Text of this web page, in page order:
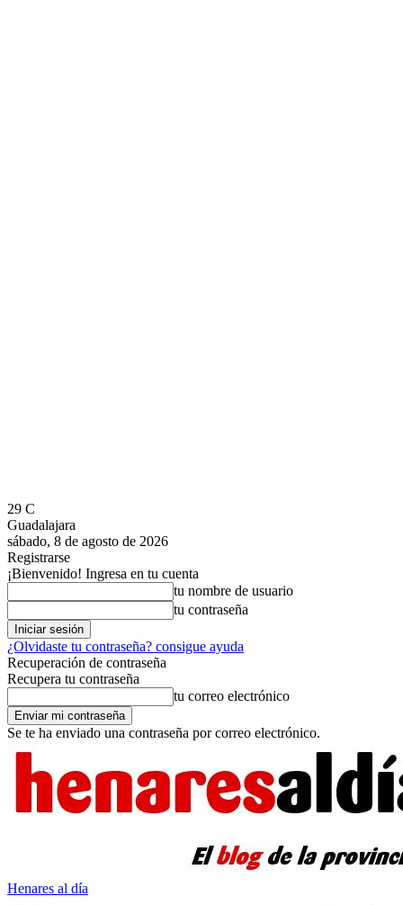
29 C
Guadalajara
sábado, 8 de agosto de 2026
Registrarse
¡Bienvenido! Ingresa en tu cuenta
tu nombre de usuario
tu contraseña
¿Olvidaste tu contraseña? consigue ayuda
Recuperación de contraseña
Recupera tu contraseña
tu correo electrónico
Se te ha enviado una contraseña por correo electrónico.
Henares al día